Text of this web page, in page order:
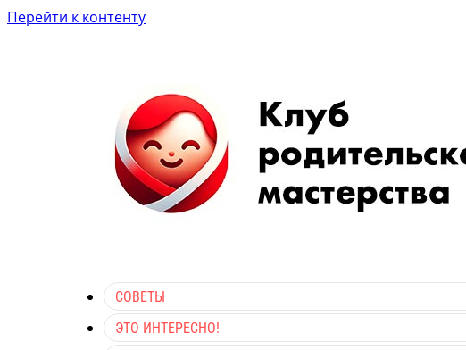
Перейти к контенту
СОВЕТЫ
ЭТО ИНТЕРЕСНО!